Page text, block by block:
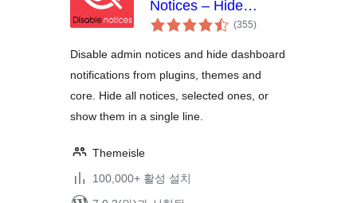
Notices – Hide
Dashboard
(355전
체
점
)
Disable admin notices and hide dashboard
notifications from plugins, themes and
core. Hide all notices, selected ones, or
show them in a single line.
Themeisle
100,000+ 활성 설치